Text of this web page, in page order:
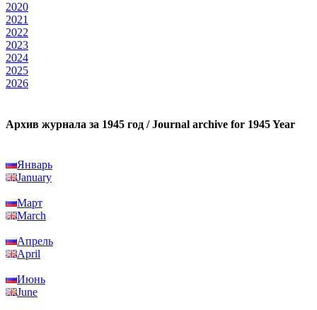
2020
2021
2022
2023
2024
2025
2026
Архив журнала за 1945 год / Journal archive for 1945 Year
Январь
January
Март
March
Апрель
April
Июнь
June